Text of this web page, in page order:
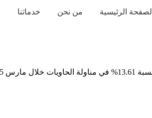
الصفحة الرئيسية من نحن خدماتنا